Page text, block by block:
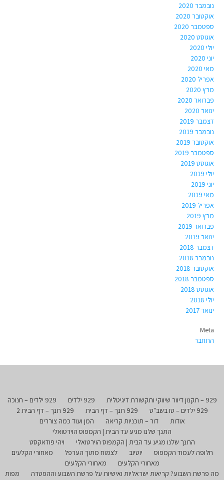
נובמבר 2020
אוקטובר 2020
ספטמבר 2020
אוגוסט 2020
יולי 2020
יוני 2020
מאי 2020
אפריל 2020
מרץ 2020
פברואר 2020
ינואר 2020
דצמבר 2019
נובמבר 2019
אוקטובר 2019
ספטמבר 2019
אוגוסט 2019
יולי 2019
יוני 2019
מאי 2019
אפריל 2019
מרץ 2019
פברואר 2019
ינואר 2019
דצמבר 2018
נובמבר 2018
אוקטובר 2018
ספטמבר 2018
אוגוסט 2018
יולי 2018
ינואר 2017
Meta
התחבר
929 – תקנון דיוור שיווקי ותקשורת דיגיטלית 929 ילדים
929 ילדים – חנוכה
929 ילדים – טו בשב"ט
929 תנך – דף הבית
929 תנך – דף הבית 2
אודות
דור – תוכניות קריאה
המן ועוד כמה צוררים
התנך שלנו מגיע עד הבית | הקמפוס הוירטואלי
התנך שלנו מגיע עד הבית | הקמפוס הוירטואלי
ויהי פודאקסט
חלופה לעמוד הקמפוס
יוטיוב לצמוח מתוך הערפל
מאחורי הקלעים
מאחורי הקלעים
מאחורי הקלעים
מה פרשת השבוע? קריאות ישראליות ואישיות על פרשת השבוע וההפטרה
מפות